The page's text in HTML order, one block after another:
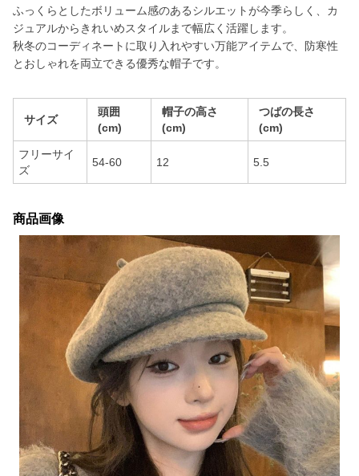
ふっくらとしたボリューム感のあるシルエットが今季らしく、カ
ジュアルからきれいめスタイルまで幅広く活躍します。
秋冬のコーディネートに取り入れやすい万能アイテムで、防寒性
とおしゃれを両立できる優秀な帽子です。
サイズ
頭囲
(cm)
帽子の高さ
(cm)
つばの長さ
(cm)
フリーサイ
ズ
54-60 12 5.5
商品画像